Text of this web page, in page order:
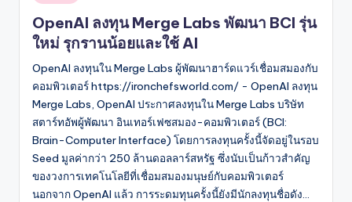
in
OpenAI ลงทุน Merge Labs พัฒนา BCI รุ่น
ใหม่ รุกรานน้อยและใช้ AI
OpenAI ลงทุนใน Merge Labs ผู้พัฒนาฮาร์ดแวร์เชื่อมสมองกับ
คอมพิวเตอร์ https://ironchefsworld.com/ - OpenAI ลงทุน
Merge Labs, OpenAI ประกาศลงทุนใน Merge Labs บริษัท
สตาร์ทอัพผู้พัฒนา อินเทอร์เฟซสมอง-คอมพิวเตอร์ (BCI:
Brain-Computer Interface) โดยการลงทุนครั้งนี้จัดอยู่ในรอบ
Seed มูลค่ากว่า 250 ล้านดอลลาร์สหรัฐ ซึ่งนับเป็นก้าวสำคัญ
ของวงการเทคโนโลยีที่เชื่อมสมองมนุษย์กับคอมพิวเตอร์
นอกจาก OpenAI แล้ว การระดมทุนครั้งนี้ยังมีนักลงทุนชื่อดัง…